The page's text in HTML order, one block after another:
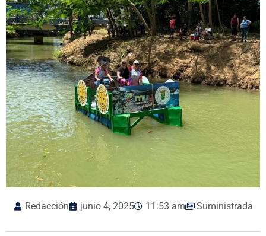
Redacción junio 4, 2025 11:53 am Suministrada